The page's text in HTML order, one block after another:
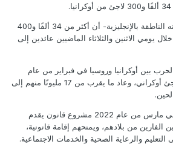
وذكر راديو بولندا -في نشرته الناطقة بالإنجليزية- أن أكثر من 34 ألفًا و400
يومي الاثنين والثلاثاء الماضيين عائدين إلى
بين أوكرانيا وروسيا في فبراير من عام
2022 أكثر من 19 مليون لاجئ أوكراني، وعاد ما يقرب من 17 مليونًا منهم إلى
يشار إلى أن بولندا مررت في مارس من عام 2022 مشروع قانون يقدم
الفارين من بلادهم، ويمنحهم إقامة قانونية،
والرعاية الصحية والخدمات الاجتماعية.